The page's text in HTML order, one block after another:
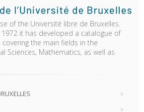
of the Université libre de Bruxelles.
it has developed a catalogue of
the main fields in the
Sciences, Mathematics, as well as